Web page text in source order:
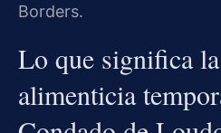
Borders.
Lo que significa
alimenticia